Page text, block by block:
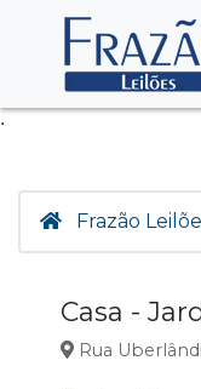
.
Frazão
Casa -
Rua